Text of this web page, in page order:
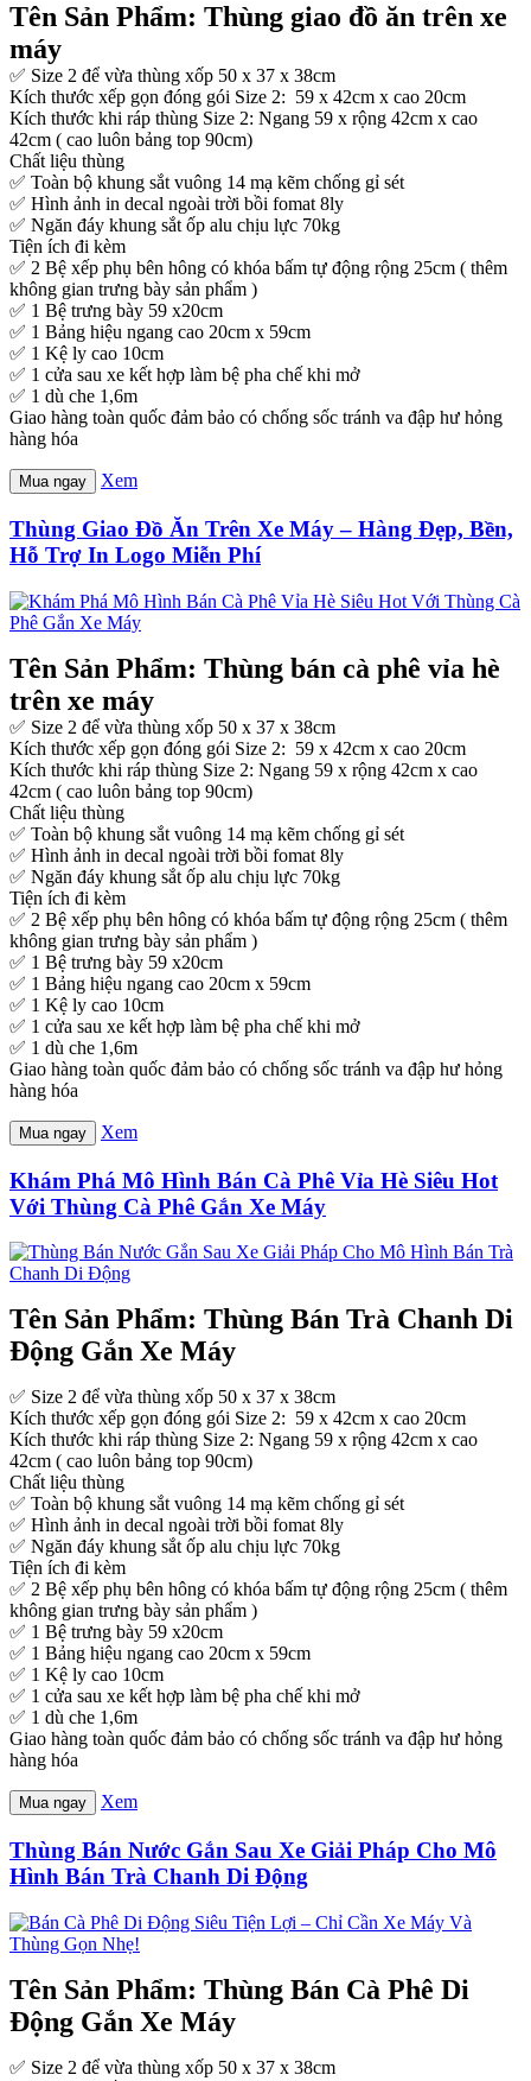
Tên Sản Phẩm: Thùng giao đồ ăn trên xe
máy
✅ Size 2 để vừa thùng xốp 50 x 37 x 38cm
Kích thước xếp gọn đóng gói Size 2: 59 x 42cm x cao 20cm
Kích thước khi ráp thùng Size 2: Ngang 59 x rộng 42cm x cao
42cm ( cao luôn bảng top 90cm)
Chất liệu thùng
✅ Toàn bộ khung sắt vuông 14 mạ kẽm chống gỉ sét
✅ Hình ảnh in decal ngoài trời bồi fomat 8ly
✅ Ngăn đáy khung sắt ốp alu chịu lực 70kg
Tiện ích đi kèm
✅ 2 Bệ xếp phụ bên hông có khóa bấm tự động rộng 25cm ( thêm
không gian trưng bày sản phẩm )
✅ 1 Bệ trưng bày 59 x20cm
✅ 1 Bảng hiệu ngang cao 20cm x 59cm
✅ 1 Kệ ly cao 10cm
✅ 1 cửa sau xe kết hợp làm bệ pha chế khi mở
✅ 1 dù che 1,6m
Giao hàng toàn quốc đảm bảo có chống sốc tránh va đập hư hỏng
hàng hóa
Mua ngay Xem
Thùng Giao Đồ Ăn Trên Xe Máy – Hàng Đẹp, Bền,
Hỗ Trợ In Logo Miễn Phí
Tên Sản Phẩm: Thùng bán cà phê vỉa hè
trên xe máy
✅ Size 2 để vừa thùng xốp 50 x 37 x 38cm
Kích thước xếp gọn đóng gói Size 2: 59 x 42cm x cao 20cm
Kích thước khi ráp thùng Size 2: Ngang 59 x rộng 42cm x cao
42cm ( cao luôn bảng top 90cm)
Chất liệu thùng
✅ Toàn bộ khung sắt vuông 14 mạ kẽm chống gỉ sét
✅ Hình ảnh in decal ngoài trời bồi fomat 8ly
✅ Ngăn đáy khung sắt ốp alu chịu lực 70kg
Tiện ích đi kèm
✅ 2 Bệ xếp phụ bên hông có khóa bấm tự động rộng 25cm ( thêm
không gian trưng bày sản phẩm )
✅ 1 Bệ trưng bày 59 x20cm
✅ 1 Bảng hiệu ngang cao 20cm x 59cm
✅ 1 Kệ ly cao 10cm
✅ 1 cửa sau xe kết hợp làm bệ pha chế khi mở
✅ 1 dù che 1,6m
Giao hàng toàn quốc đảm bảo có chống sốc tránh va đập hư hỏng
hàng hóa
Mua ngay Xem
Khám Phá Mô Hình Bán Cà Phê Vỉa Hè Siêu Hot
Với Thùng Cà Phê Gắn Xe Máy
Tên Sản Phẩm: Thùng Bán Trà Chanh Di
Động Gắn Xe Máy
✅ Size 2 để vừa thùng xốp 50 x 37 x 38cm
Kích thước xếp gọn đóng gói Size 2: 59 x 42cm x cao 20cm
Kích thước khi ráp thùng Size 2: Ngang 59 x rộng 42cm x cao
42cm ( cao luôn bảng top 90cm)
Chất liệu thùng
✅ Toàn bộ khung sắt vuông 14 mạ kẽm chống gỉ sét
✅ Hình ảnh in decal ngoài trời bồi fomat 8ly
✅ Ngăn đáy khung sắt ốp alu chịu lực 70kg
Tiện ích đi kèm
✅ 2 Bệ xếp phụ bên hông có khóa bấm tự động rộng 25cm ( thêm
không gian trưng bày sản phẩm )
✅ 1 Bệ trưng bày 59 x20cm
✅ 1 Bảng hiệu ngang cao 20cm x 59cm
✅ 1 Kệ ly cao 10cm
✅ 1 cửa sau xe kết hợp làm bệ pha chế khi mở
✅ 1 dù che 1,6m
Giao hàng toàn quốc đảm bảo có chống sốc tránh va đập hư hỏng
hàng hóa
Mua ngay Xem
Thùng Bán Nước Gắn Sau Xe Giải Pháp Cho Mô
Hình Bán Trà Chanh Di Động
Tên Sản Phẩm: Thùng Bán Cà Phê Di
Động Gắn Xe Máy
✅ Size 2 để vừa thùng xốp 50 x 37 x 38cm